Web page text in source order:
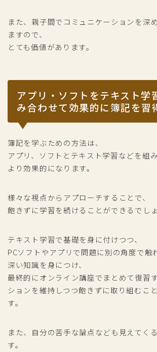
また、親子間でコミュニケーションを深
ますので、
とても価値があります。
アプリ・ソフトをテキスト学
み合わせて効果的に簿記を習
簿記を学ぶための方法は、
アプリ、ソフトとテキスト学習などを組
より効果的になります。
様々な視点からアプローチすることで、
飽きずに学習を続けることができるでしょ
テキスト学習で基礎を身に付けつつ、
PCソフトやアプリで問題に別の角度で触
深い知識を身につけ、
最終的にオンライン講座でまとめて復習
ションを維持しつつ飽きずに取り組むこ
す。
また、自分の苦手な論点なども見えてく
す。